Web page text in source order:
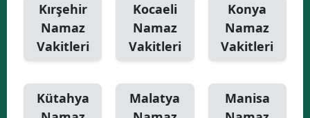
Kırşehir
Namaz
Vakitleri
Kocaeli
Namaz
Vakitleri
Konya
Namaz
Vakitleri
Kütahya
Malatya
Manisa